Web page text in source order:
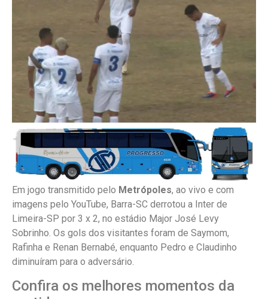
Em jogo transmitido pelo Metrópoles, ao vivo e com
imagens pelo YouTube, Barra-SC derrotou a Inter de
Limeira-SP por 3 x 2, no estádio Major José Levy
Sobrinho. Os gols dos visitantes foram de Saymom,
Rafinha e Renan Bernabé, enquanto Pedro e Claudinho
diminuíram para o adversário.
Confira os melhores momentos da